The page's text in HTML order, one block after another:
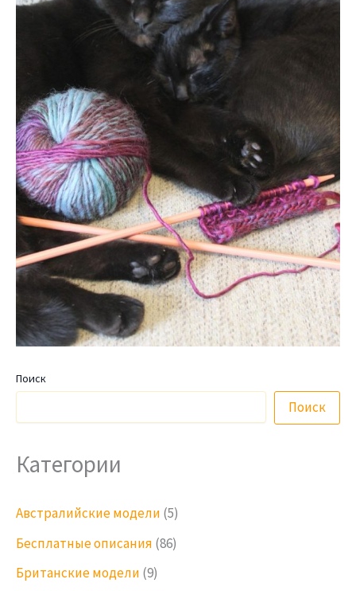
Поиск
Поиск
Категории
Австралийские модели (5)
Бесплатные описания (86)
Британские модели (9)